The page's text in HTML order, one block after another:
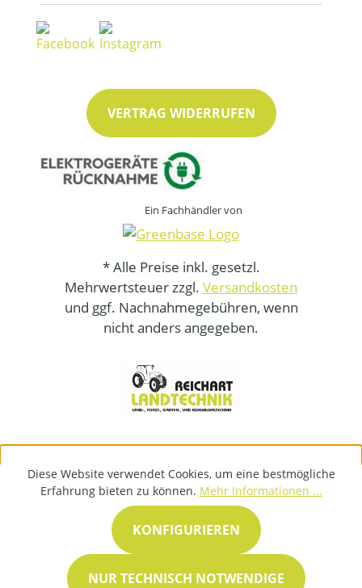
VERTRAG WIDERRUFEN
Ein Fachhändler von
* Alle Preise inkl. gesetzl.
Mehrwertsteuer zzgl. Versandkosten
und ggf. Nachnahmegebühren, wenn
nicht anders angegeben.
Diese Website verwendet Cookies, um eine bestmögliche
Erfahrung bieten zu können. Mehr Informationen ...
NUR TECHNISCH NOTWENDIGE
KONFIGURIEREN